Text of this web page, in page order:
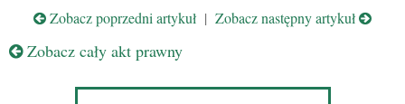
Zobacz poprzedni artykuł | Zobacz następny artykuł
Zobacz cały akt prawny